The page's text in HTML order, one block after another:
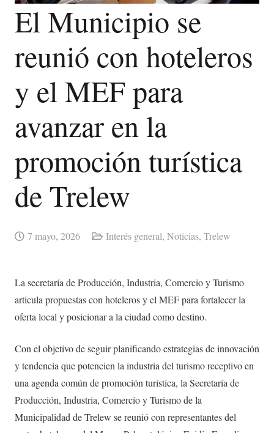
El Municipio se
reunió con hoteleros
y el MEF para
avanzar en la
promoción turística
de Trelew
7 mayo, 2026 Interés general, Noticias, Trelew
La secretaría de Producción, Industria, Comercio y Turismo
articula propuestas con hoteleros y el MEF para fortalecer la
oferta local y posicionar a la ciudad como destino.
Con el objetivo de seguir planificando estrategias de innovación
y tendencia que potencien la industria del turismo receptivo en
una agenda común de promoción turística, la Secretaría de
Producción, Industria, Comercio y Turismo de la
Municipalidad de Trelew se reunió con representantes del